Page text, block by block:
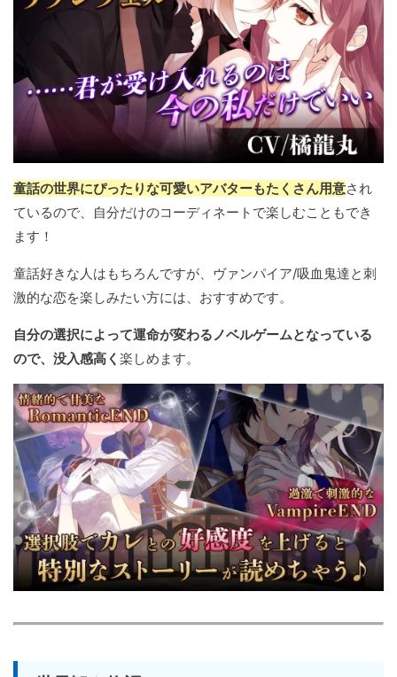
童話の世界にぴったりな可愛いアバターもたくさん用意され
ているので、自分だけのコーディネートで楽しむこともでき
ます！
童話好きな人はもちろんですが、ヴァンパイア/吸血鬼達と刺
激的な恋を楽しみたい方には、おすすめです。
自分の選択によって運命が変わるノベルゲームとなっている
ので、没入感高く 楽しめます。